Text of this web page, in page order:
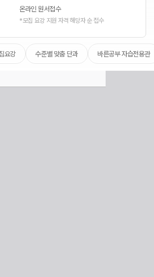
온라인 원서접수
*모집 요강 지원 자격 해당자 순 접수
요강 수준별 맞춤 단과 바른공부 자습전용관